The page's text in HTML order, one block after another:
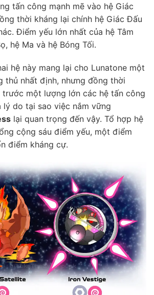
tấn công mạnh mẽ vào hệ Giác
thời kháng lại chính hệ Giác Đấu
Điểm yếu lớn nhất của hệ Tâm
hệ Ma và hệ Bóng Tối.
hệ này mang lại cho Lunatone một
thủ nhất định, nhưng đồng thời
một lượng lớn các hệ tấn công
lý do tại sao việc nắm vững
lại quan trọng đến vậy. Tổ hợp hệ
cộng sáu điểm yếu, một điểm
điểm kháng cự.